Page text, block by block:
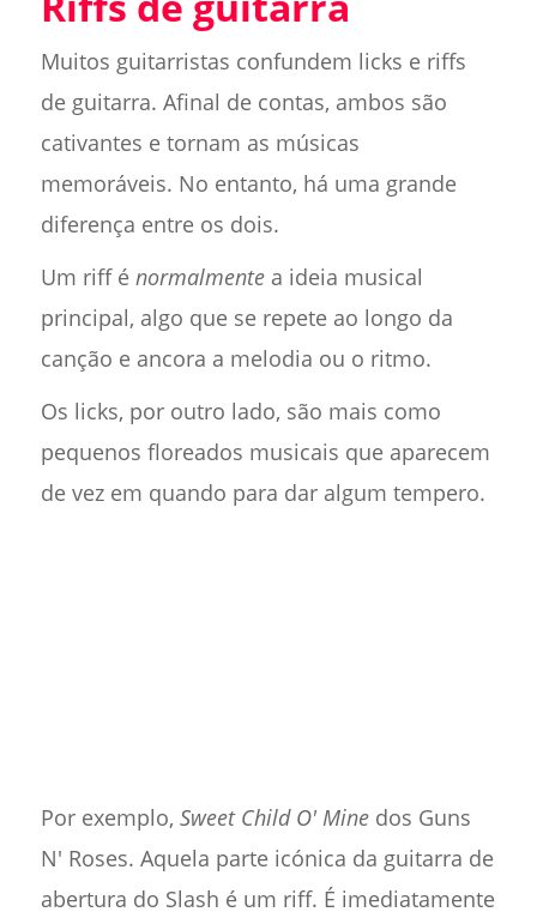
Muitos guitarristas confundem licks e riffs
de guitarra. Afinal de contas, ambos são
cativantes e tornam as músicas
memoráveis. No entanto, há uma grande
diferença entre os dois.
Um riff é normalmentea ideia musical
principal, algo que se repete ao longo da
canção e ancora a melodia ou o ritmo.
Os licks, por outro lado, são mais como
pequenos floreados musicais que aparecem
de vez em quando para dar algum tempero.
Por exemplo, Sweet Child O' Minedos Guns
N' Roses. Aquela parte icónica da guitarra de
abertura do Slash é um riff. É imediatamente